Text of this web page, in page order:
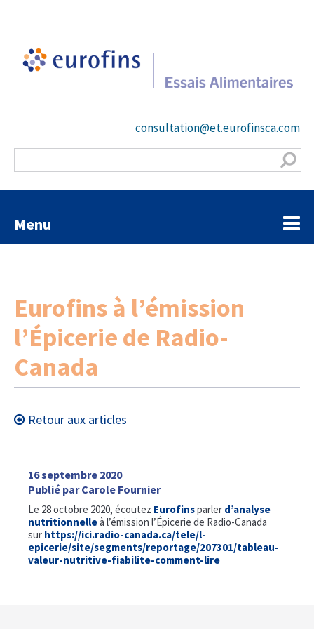
consultation@et.eurofinsca.com
Menu
Eurofins à l’émission
l’Épicerie de Radio-
Canada
Retour aux articles
16 septembre 2020
Publié par Carole Fournier
Le 28 octobre 2020, écoutez Eurofinsparler d’analyse
nutritionnelleà l’émission l’Épicerie de Radio-Canada
sur https://ici.radio-canada.ca/tele/l-
epicerie/site/segments/reportage/207301/tableau-
valeur-nutritive-fiabilite-comment-lire